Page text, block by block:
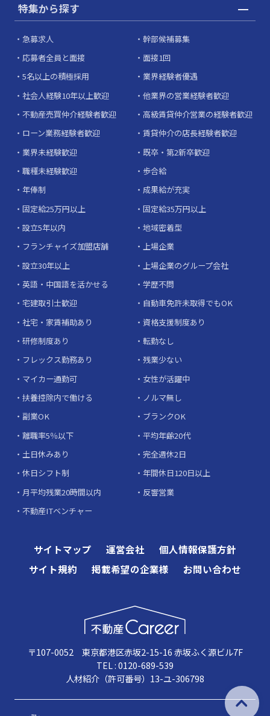
特集から探す
急募求人
幹部候補募集
応募者全員と面接
面接1回
5名以上の積極採用
業界経験者優遇
社会人経験10年以上歓迎
他業界の営業経験者歓迎
不動産売買仲介経験者歓迎
高級賃貸仲介営業の経験者歓迎
ローン業務経験者歓迎
賃貸仲介の店長経験者歓迎
業界未経験歓迎
既卒・第2新卒歓迎
職種未経験歓迎
歩合給
年俸制
成果給が充実
固定給25万円以上
固定給35万円以上
設立5年以内
地域密着型
フランチャイズ加盟店舗
上場企業
設立30年以上
上場企業のグループ会社
英語・中国語を活かせる
学歴不問
宅建取引士歓迎
自動車免許未取得でもOK
社宅・家賃補助あり
資格支援制度あり
研修制度あり
転勤なし
フレックス勤務あり
残業少ない
マイカー通勤可
女性が活躍中
扶養控除内で働ける
ノルマ無し
副業OK
ブランクOK
離職率5％以下
平均年齢20代
土日休みあり
完全週休2日
休日シフト制
年間休日120日以上
月平均残業20時間以内
反響営業
不動産ITベンチャー
サイトマップ 運営会社
個人情報保護方針
サイト規約
掲載希望の企業様 お問い合わせ
〒107-0052 東京都港区赤坂2-15-16 赤坂ふく源ビル7F
TEL : 0120-689-539
人材紹介（許可番号）13-ユ-306798